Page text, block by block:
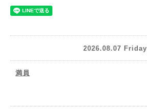
2026.08.07 Friday
満員